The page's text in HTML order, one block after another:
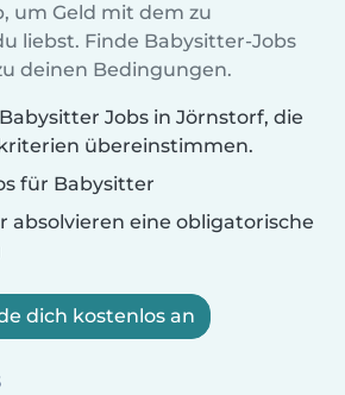
um Geld mit dem zu
liebst. Finde Babysitter-Jobs
deinen Bedingungen.
Jobs in Jörnstorf, die
übereinstimmen.
für Babysitter
absolvieren eine obligatorische
dich kostenlos an